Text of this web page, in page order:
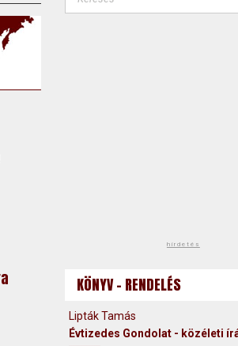
hirdetés
KÖNYV - RENDELÉS
Lipták Tamás
Évtizedes Gondolat - közéleti